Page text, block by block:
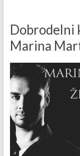
Dobrodelni
Marina